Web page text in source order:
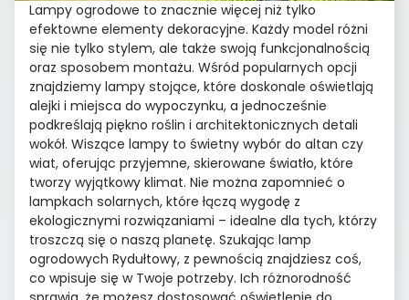
Lampy ogrodowe to znacznie więcej niż tylko
efektowne elementy dekoracyjne. Każdy model różni
się nie tylko stylem, ale także swoją funkcjonalnością
oraz sposobem montażu. Wśród popularnych opcji
znajdziemy lampy stojące, które doskonale oświetlają
alejki i miejsca do wypoczynku, a jednocześnie
podkreślają piękno roślin i architektonicznych detali
wokół. Wiszące lampy to świetny wybór do altan czy
wiat, oferując przyjemne, skierowane światło, które
tworzy wyjątkowy klimat. Nie można zapomnieć o
lampkach solarnych, które łączą wygodę z
ekologicznymi rozwiązaniami – idealne dla tych, którzy
troszczą się o naszą planetę. Szukając lamp
ogrodowych Rydułtowy, z pewnością znajdziesz coś,
co wpisuje się w Twoje potrzeby. Ich różnorodność